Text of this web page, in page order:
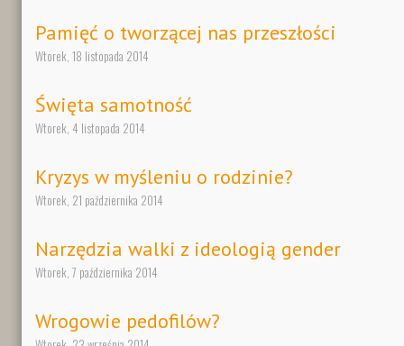
Pamięć o tworzącej nas przeszłości
Wtorek, 18 listopada 2014
Święta samotność
Wtorek, 4 listopada 2014
Kryzys w myśleniu o rodzinie?
Wtorek, 21 października 2014
Narzędzia walki z ideologią gender
Wtorek, 7 października 2014
Wrogowie pedofilów?